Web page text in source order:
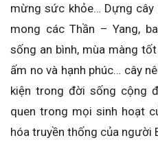
mừng sức khỏe… Dựng cây
mong các Thần – Yang,
sống an bình, mùa màng
ấm no và hạnh phúc… cây
kiện trong đời sống cộng
quen trong mọi sinh hoạt
hóa truyền thống của người